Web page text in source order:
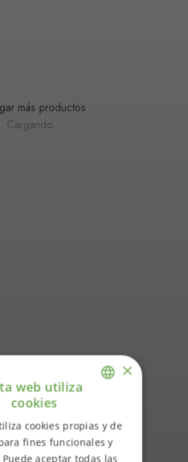
más productos
Cargando...
SPANISH
×
web utiliza
cookies
cookies propias y de
fines funcionales y
aceptar todas las